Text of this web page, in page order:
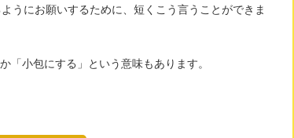
うにお願いするために、短くこう言うことができま
小包にする」という意味もあります。